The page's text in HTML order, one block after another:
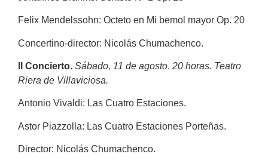
Felix Mendelssohn: Octeto en Mi bemol mayor Op. 20
Concertino-director: Nicolás Chumachenco.
II Concierto. Sábado, 11 de agosto. 20 horas. Teatro
Riera de Villaviciosa.
Antonio Vivaldi: Las Cuatro Estaciones.
Astor Piazzolla: Las Cuatro Estaciones Porteñas.
Director: Nicolás Chumachenco.